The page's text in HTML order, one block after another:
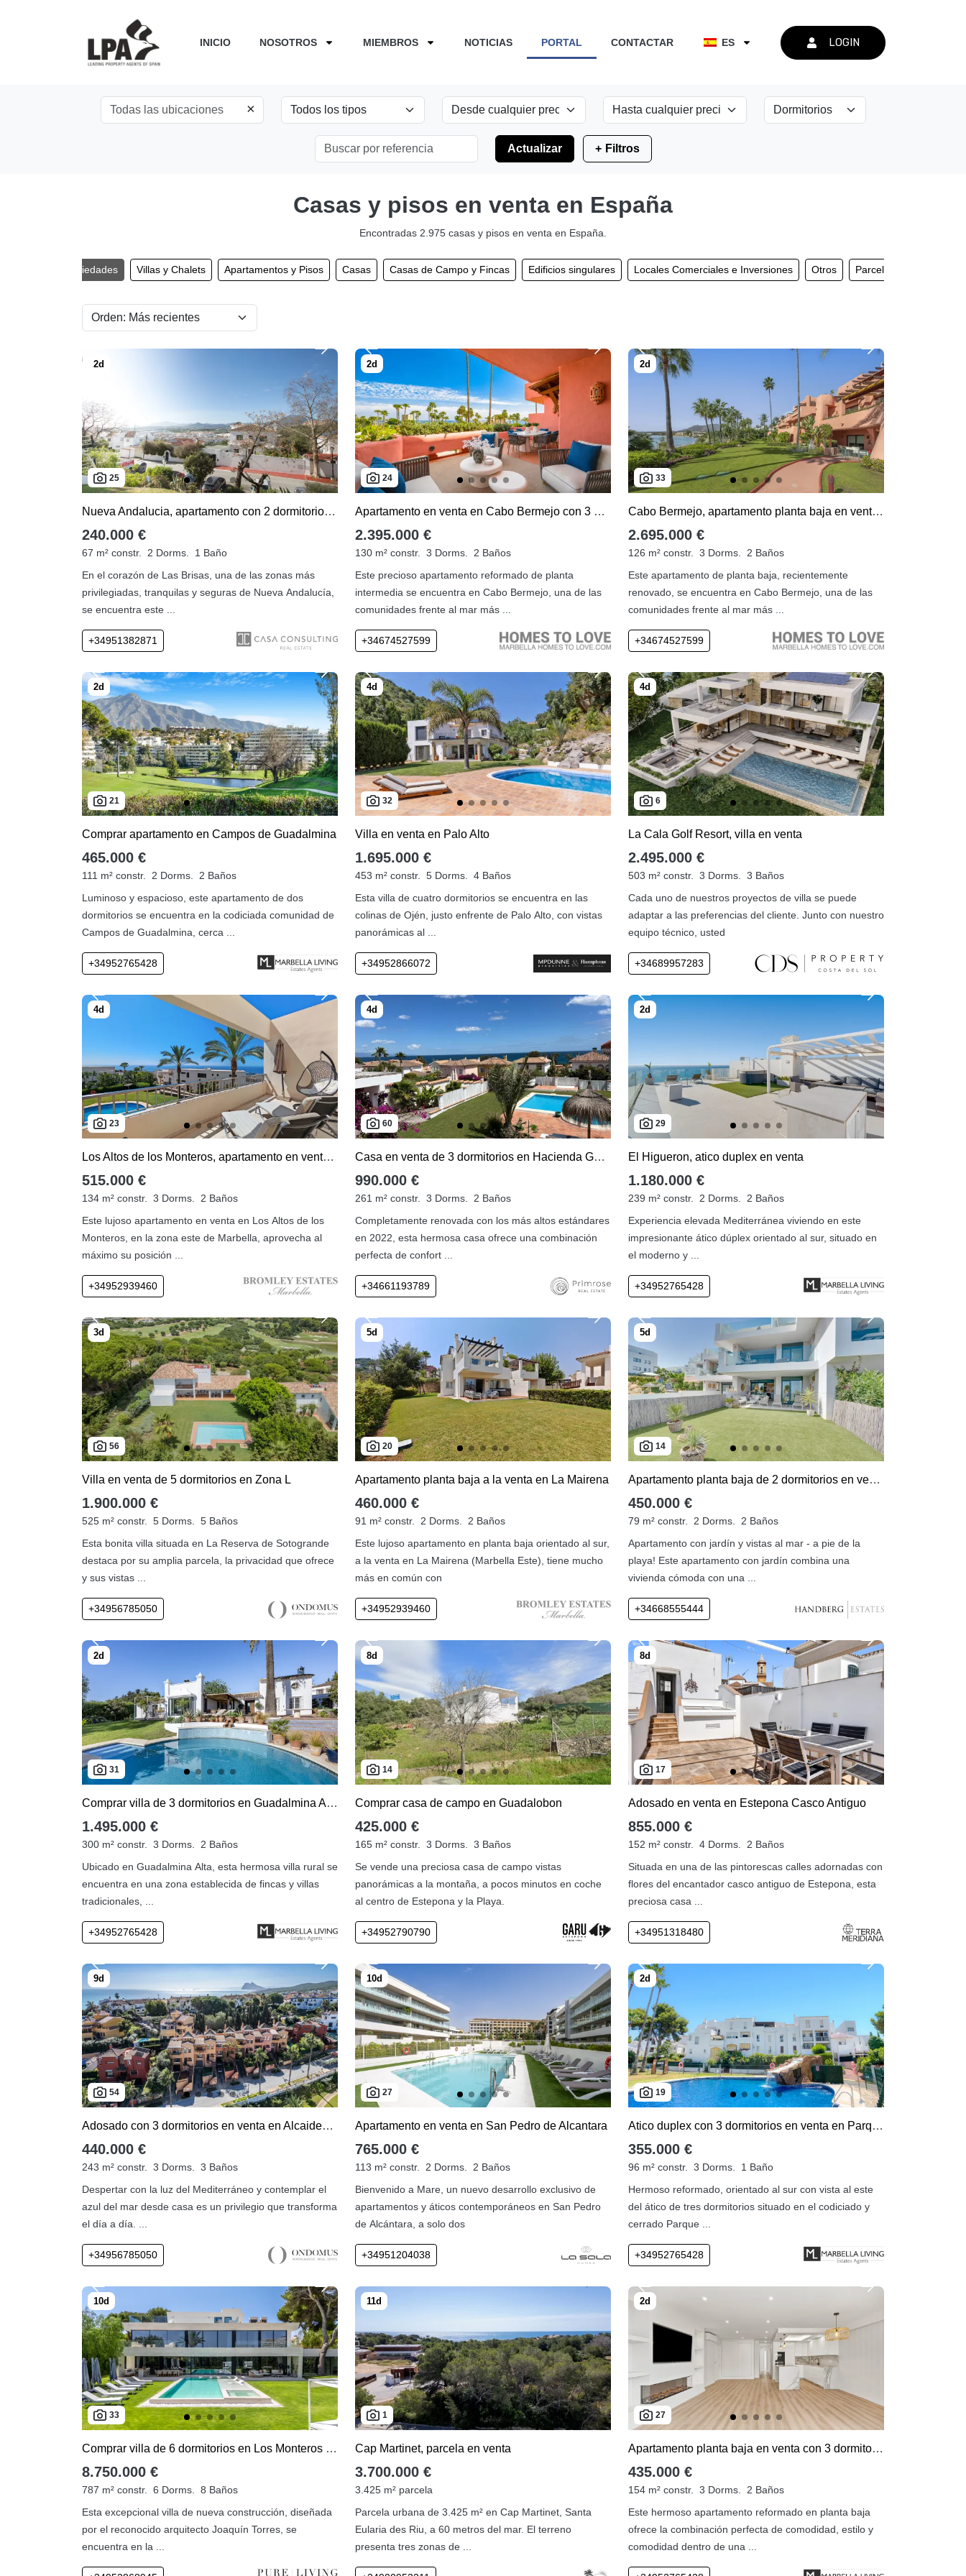
INICIO NOSOTROS MIEMBROS NOTICIAS PORTAL CONTACTAR ES LOGIN
×
Actualizar Filtros
Casas y pisos en venta en España
Encontradas 2.975 casas y pisos en venta en España.
Todas las propiedades Villas y Chalets Apartamentos y Pisos Casas Casas de Campo y Fincas Edificios singulares Locales Comerciales e Inversiones Otros Parcelas y Terrenos
25
Nueva Andalucia, apartamento con 2 dormitorios en venta
240.000 €
67 m² constr. 2 Dorms.
1 Baño
En el corazón de Las Brisas, una de las zonas más
privilegiadas, tranquilas y seguras de Nueva Andalucía,
se encuentra este ...
+34951382871
24
Apartamento en venta en Cabo Bermejo con 3 dormitorios
2.395.000 €
130 m² constr. 3 Dorms.
2 Baños
Este precioso apartamento reformado de planta
intermedia se encuentra en Cabo Bermejo, una de las
comunidades frente al mar más ...
+34674527599
33
Cabo Bermejo, apartamento planta baja en venta de 3 dormitorios
2.695.000 €
126 m² constr. 3 Dorms.
2 Baños
Este apartamento de planta baja, recientemente
renovado, se encuentra en Cabo Bermejo, una de las
comunidades frente al mar más ...
+34674527599
21
Comprar apartamento en Campos de Guadalmina
465.000 €
111 m² constr. 2 Dorms.
2 Baños
Luminoso y espacioso, este apartamento de dos
dormitorios se encuentra en la codiciada comunidad de
Campos de Guadalmina, cerca ...
+34952765428
32
Villa en venta en Palo Alto
1.695.000 €
453 m² constr. 5 Dorms.
4 Baños
Esta villa de cuatro dormitorios se encuentra en las
colinas de Ojén, justo enfrente de Palo Alto, con vistas
panorámicas al ...
+34952866072
6
La Cala Golf Resort, villa en venta
2.495.000 €
503 m² constr. 3 Dorms.
3 Baños
Cada uno de nuestros proyectos de villa se puede
adaptar a las preferencias del cliente. Junto con nuestro
equipo técnico, usted
+34689957283
23
Los Altos de los Monteros, apartamento en venta de 3 dormitorios
515.000 €
134 m² constr. 3 Dorms.
2 Baños
Este lujoso apartamento en venta en Los Altos de los
Monteros, en la zona este de Marbella, aprovecha al
máximo su posición ...
+34952939460
60
Casa en venta de 3 dormitorios en Hacienda Guadalupe
990.000 €
261 m² constr. 3 Dorms.
2 Baños
Completamente renovada con los más altos estándares
en 2022, esta hermosa casa ofrece una combinación
perfecta de confort ...
+34661193789
29
El Higueron, atico duplex en venta
1.180.000 €
239 m² constr. 2 Dorms.
2 Baños
Experiencia elevada Mediterránea viviendo en este
impresionante ático dúplex orientado al sur, situado en
el moderno y ...
+34952765428
56
Villa en venta de 5 dormitorios en Zona L
1.900.000 €
525 m² constr. 5 Dorms. 5 Baños
Esta bonita villa situada en La Reserva de Sotogrande
destaca por su amplia parcela, la privacidad que ofrece
y sus vistas ...
+34956785050
20
Apartamento planta baja a la venta en La Mairena
460.000 €
91 m² constr. 2 Dorms. 2 Baños
Este lujoso apartamento en planta baja orientado al sur,
a la venta en La Mairena (Marbella Este), tiene mucho
más en común con
+34952939460
14
Apartamento planta baja de 2 dormitorios en venta en Princesa Kristina
450.000 €
79 m² constr. 2 Dorms. 2 Baños
Apartamento con jardín y vistas al mar - a pie de la
playa! Este apartamento con jardín combina una
vivienda cómoda con una ...
+34668555444
31
Comprar villa de 3 dormitorios en Guadalmina Alta
1.495.000 €
300 m² constr. 3 Dorms.
2 Baños
Ubicado en Guadalmina Alta, esta hermosa villa rural se
encuentra en una zona establecida de fincas y villas
tradicionales, ...
+34952765428
14
Comprar casa de campo en Guadalobon
425.000 €
165 m² constr. 3 Dorms.
3 Baños
Se vende una preciosa casa de campo vistas
panorámicas a la montaña, a pocos minutos en coche
al centro de Estepona y la Playa.
+34952790790
17
Adosado en venta en Estepona Casco Antiguo
855.000 €
152 m² constr. 4 Dorms.
2 Baños
Situada en una de las pintorescas calles adornadas con
flores del encantador casco antiguo de Estepona, esta
preciosa casa ...
+34951318480
54
Adosado con 3 dormitorios en venta en Alcaidesa Costa
440.000 €
243 m² constr. 3 Dorms.
3 Baños
Despertar con la luz del Mediterráneo y contemplar el
azul del mar desde casa es un privilegio que transforma
el día a día. ...
+34956785050
27
Apartamento en venta en San Pedro de Alcantara
765.000 €
113 m² constr. 2 Dorms.
2 Baños
Bienvenido a Mare, un nuevo desarrollo exclusivo de
apartamentos y áticos contemporáneos en San Pedro
de Alcántara, a solo dos
+34951204038
19
Atico duplex con 3 dormitorios en venta en Parque Elviria
355.000 €
96 m² constr. 3 Dorms.
1 Baño
Hermoso reformado, orientado al sur con vista al este
del ático de tres dormitorios situado en el codiciado y
cerrado Parque ...
+34952765428
33
Comprar villa de 6 dormitorios en Los Monteros Playa
8.750.000 €
787 m² constr. 6 Dorms.
8 Baños
Esta excepcional villa de nueva construcción, diseñada
por el reconocido arquitecto Joaquín Torres, se
encuentra en la ...
1
Cap Martinet, parcela en venta
3.700.000 €
3.425 m² parcela
Parcela urbana de 3.425 m² en Cap Martinet, Santa
Eularia des Riu, a 60 metros del mar. El terreno
presenta tres zonas de ...
27
Apartamento planta baja en venta con 3 dormitorios en Mijas Golf
435.000 €
154 m² constr. 3 Dorms.
2 Baños
Este hermoso apartamento reformado en planta baja
ofrece la combinación perfecta de comodidad, estilo y
comodidad dentro de una ...